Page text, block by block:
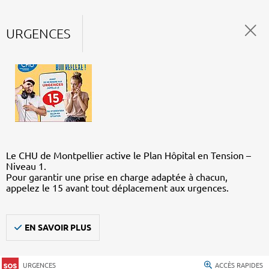
URGENCES
Le CHU de Montpellier active le Plan Hôpital en Tension –
Niveau 1.
Pour garantir une prise en charge adaptée à chacun,
appelez le 15 avant tout déplacement aux urgences.
EN SAVOIR PLUS
URGENCES ACCÈS RAPIDES